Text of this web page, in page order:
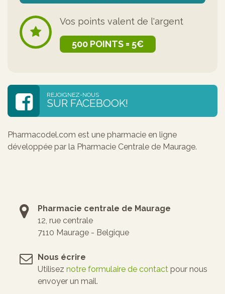
Vos points valent de l'argent
500 POINTS = 5€
REJOIGNEZ-NOUS
SUR FACEBOOK!
Pharmacodel.com est une pharmacie en ligne
développée par la Pharmacie Centrale de Maurage.
Pharmacie centrale de Maurage
12, rue centrale
7110 Maurage - Belgique
Nous écrire
Utilisez notre formulaire de contact pour nous
envoyer un mail.